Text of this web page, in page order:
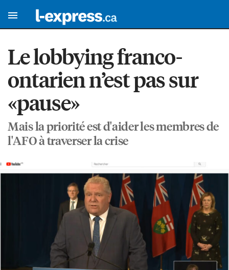
Le lobbying franco-
ontarien n’est pas sur
«pause»
Mais la priorité est d'aider les membres de
l'AFO à traverser la crise